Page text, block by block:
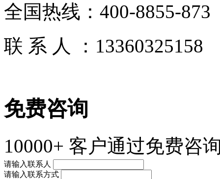
全国热线： 400-8855-873
联 系 人 ： 13360325158
免费咨询
10000+ 客户通过免费咨
请输入联系人
请输入联系方式